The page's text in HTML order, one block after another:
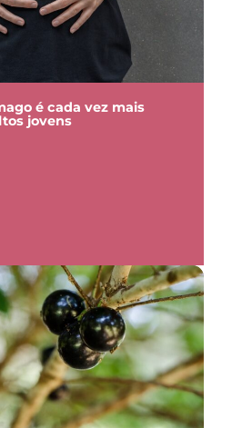
é cada vez mais
jovens